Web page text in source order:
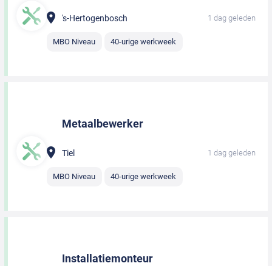
's-Hertogenbosch 1 dag geleden
MBO Niveau 40-urige werkweek
Metaalbewerker
Tiel 1 dag geleden
MBO Niveau 40-urige werkweek
Installatiemonteur